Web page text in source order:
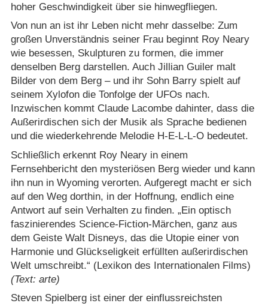
hoher Geschwindigkeit über sie hinwegfliegen.
Von nun an ist ihr Leben nicht mehr dasselbe: Zum
großen Unverständnis seiner Frau beginnt Roy Neary
wie besessen, Skulpturen zu formen, die immer
denselben Berg darstellen. Auch Jillian Guiler malt
Bilder von dem Berg – und ihr Sohn Barry spielt auf
seinem Xylofon die Tonfolge der UFOs nach.
Inzwischen kommt Claude Lacombe dahinter, dass die
Außerirdischen sich der Musik als Sprache bedienen
und die wiederkehrende Melodie H-E-L-L-O bedeutet.
Schließlich erkennt Roy Neary in einem
Fernsehbericht den mysteriösen Berg wieder und kann
ihn nun in Wyoming verorten. Aufgeregt macht er sich
auf den Weg dorthin, in der Hoffnung, endlich eine
Antwort auf sein Verhalten zu finden. „Ein optisch
faszinierendes Science-Fiction-Märchen, ganz aus
dem Geiste Walt Disneys, das die Utopie einer von
Harmonie und Glückseligkeit erfüllten außerirdischen
Welt umschreibt.“ (Lexikon des Internationalen Films)
(Text: arte)
Steven Spielberg ist einer der einflussreichsten